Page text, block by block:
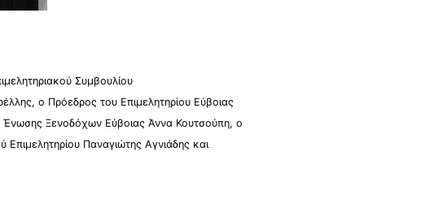
Συμβουλίου
ο Πρόεδρος του Επιμελητηρίου Εύβοιας
Ένωσης Ξενοδόχων Εύβοιας Άννα Κουτσούπη, ο
Παναγιώτης Αγνιάδης και